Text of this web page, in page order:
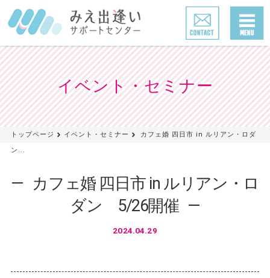
イベント・セミナー
トップページ イベント・セミナー
カフェ婚 四日市 in ルリアン・ロダ
ン...
カフェ婚 四日市 in ルリアン・ロ
ダン 5/26開催
2024.04.29